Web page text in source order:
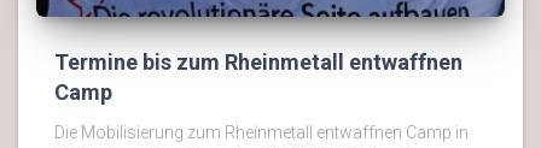
Termine bis zum Rheinmetall entwaffnen
Camp
Die Mobilisierung zum Rheinmetall entwaffnen Camp in